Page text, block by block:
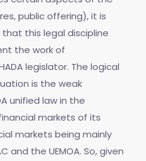
public offering), it is
this legal discipline
the work of
legislator. The logical
is the weak
unified law in the
markets of its
markets being mainly
and the UEMOA. So, given